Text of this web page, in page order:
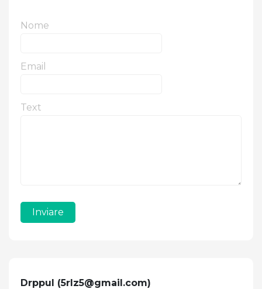
Nome
Email
Text
Inviare
Drppul (5rlz5@gmail.com)